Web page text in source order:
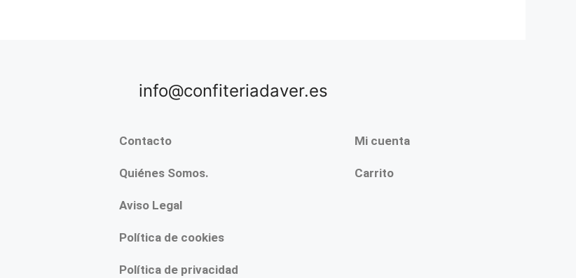
info@confiteriadaver.es
Contacto
Quiénes Somos.
Aviso Legal
Política de cookies
Política de privacidad
Mi cuenta
Carrito